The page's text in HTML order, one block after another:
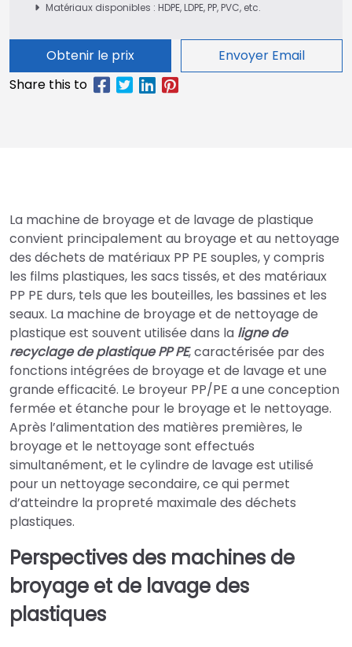
Matériaux disponibles : HDPE, LDPE, PP, PVC, etc.
Obtenir le prix Envoyer Email
La machine de broyage et de lavage de plastique
convient principalement au broyage et au nettoyage
des déchets de matériaux PP PE souples, y compris
les films plastiques, les sacs tissés, et des matériaux
PP PE durs, tels que les bouteilles, les bassines et les
seaux. La machine de broyage et de nettoyage de
plastique est souvent utilisée dans la ligne de
recyclage de plastique PP PE, caractérisée par des
fonctions intégrées de broyage et de lavage et une
grande efficacité. Le broyeur PP/PE a une conception
fermée et étanche pour le broyage et le nettoyage.
Après l’alimentation des matières premières, le
broyage et le nettoyage sont effectués
simultanément, et le cylindre de lavage est utilisé
pour un nettoyage secondaire, ce qui permet
d’atteindre la propreté maximale des déchets
plastiques.
Perspectives des machines de
broyage et de lavage des
plastiques